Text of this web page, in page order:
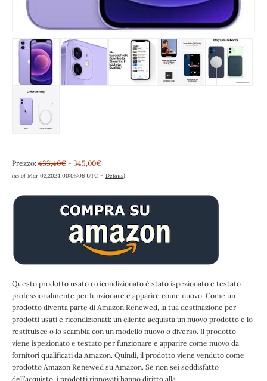
Prezzo: 433,40€ - 345,00€
(as of Mar 02,2024 00:05:06 UTC – Details)
Questo prodotto usato o ricondizionato è stato ispezionato e testato
professionalmente per funzionare e apparire come nuovo. Come un
prodotto diventa parte di Amazon Renewed, la tua destinazione per
prodotti usati e ricondizionati: un cliente acquista un nuovo prodotto e lo
restituisce o lo scambia con un modello nuovo o diverso. Il prodotto
viene ispezionato e testato per funzionare e apparire come nuovo da
fornitori qualificati da Amazon. Quindi, il prodotto viene venduto come
prodotto Amazon Renewed su Amazon. Se non sei soddisfatto
dell’acquisto, i prodotti rinnovati hanno diritto alla